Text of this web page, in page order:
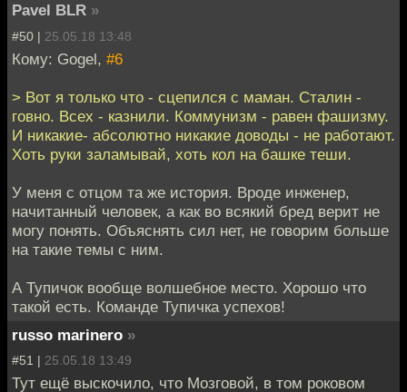
Pavel BLR »
#50 | 25.05.18 13:48
Кому: Gogel, #6
> Вот я только что - сцепился с маман. Сталин -
говно. Всех - казнили. Коммунизм - равен фашизму.
И никакие- абсолютно никакие доводы - не работают.
Хоть руки заламывай, хоть кол на башке теши.
У меня с отцом та же история. Вроде инженер,
начитанный человек, а как во всякий бред верит не
могу понять. Объяснять сил нет, не говорим больше
на такие темы с ним.
А Тупичок вообще волшебное место. Хорошо что
такой есть. Команде Тупичка успехов!
russo marinero »
#51 | 25.05.18 13:49
Тут ещё выскочило, что Мозговой, в том роковом